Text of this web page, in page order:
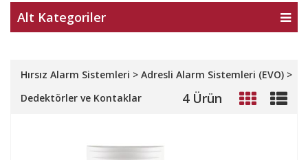
Alt Kategoriler
Hırsız Alarm Sistemleri > Adresli Alarm Sistemleri (EVO) >
Dedektörler ve Kontaklar
4 Ürün